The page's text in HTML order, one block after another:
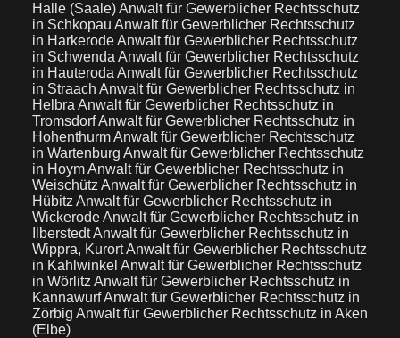
Halle (Saale)Anwalt für Gewerblicher Rechtsschutz
in Schkopau Anwalt für Gewerblicher Rechtsschutz
in HarkerodeAnwalt für Gewerblicher Rechtsschutz
in Schwenda Anwalt für Gewerblicher Rechtsschutz
in Hauteroda Anwalt für Gewerblicher Rechtsschutz
in Straach Anwalt für Gewerblicher Rechtsschutz in
Helbra Anwalt für Gewerblicher Rechtsschutz in
TromsdorfAnwalt für Gewerblicher Rechtsschutz in
HohenthurmAnwalt für Gewerblicher Rechtsschutz
in Wartenburg Anwalt für Gewerblicher Rechtsschutz
in HoymAnwalt für Gewerblicher Rechtsschutz in
Weischütz Anwalt für Gewerblicher Rechtsschutz in
Hübitz Anwalt für Gewerblicher Rechtsschutz in
WickerodeAnwalt für Gewerblicher Rechtsschutz in
IlberstedtAnwalt für Gewerblicher Rechtsschutz in
Wippra, KurortAnwalt für Gewerblicher Rechtsschutz
in Kahlwinkel Anwalt für Gewerblicher Rechtsschutz
in Wörlitz Anwalt für Gewerblicher Rechtsschutz in
KannawurfAnwalt für Gewerblicher Rechtsschutz in
Zörbig Anwalt für Gewerblicher Rechtsschutz in Aken
(Elbe)